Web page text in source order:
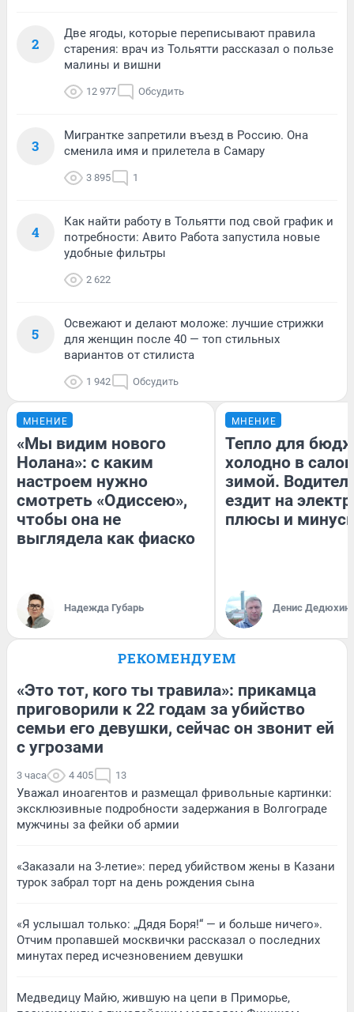
2
Две ягоды, которые переписывают правила
старения: врач из Тольятти рассказал о пользе
малины и вишни
12 977 Обсудить
3
Мигрантке запретили въезд в Россию. Она
сменила имя и прилетела в Самару
3 895 1
4
Как найти работу в Тольятти под свой график и
потребности: Авито Работа запустила новые
удобные фильтры
2 622
5
Освежают и делают моложе: лучшие стрижки
для женщин после 40 — топ стильных
вариантов от стилиста
1 942 Обсудить
МНЕНИЕ
«Мы видим нового
Нолана»: с каким
настроем нужно
смотреть «Одиссею»,
чтобы она не
выглядела как фиаско
Надежда Губарь
МНЕНИЕ
Тепло для
холодно в
зимой.
ездит на
плюсы и
Денис Дедюхин
РЕКОМЕНДУЕМ
«Это тот, кого ты травила»: прикамца
приговорили к 22 годам за убийство
семьи его девушки, сейчас он звонит ей
с угрозами
3 часа 4 405 13
Уважал иноагентов и размещал фривольные картинки:
эксклюзивные подробности задержания в Волгограде
мужчины за фейки об армии
«Заказали на 3-летие»: перед убийством жены в Казани
турок забрал торт на день рождения сына
«Я услышал только: „Дядя Боря!“ — и больше ничего».
Отчим пропавшей москвички рассказал о последних
минутах перед исчезновением девушки
Медведицу Майю, жившую на цепи в Приморье,